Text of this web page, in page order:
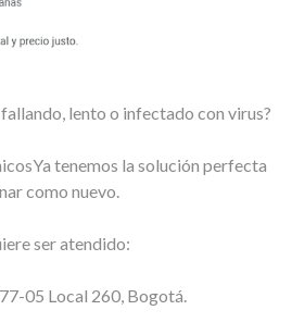
lento o infectado con virus?
tenemos la solución perfecta
como nuevo.
ser atendido:
05 Local 260, Bogotá.